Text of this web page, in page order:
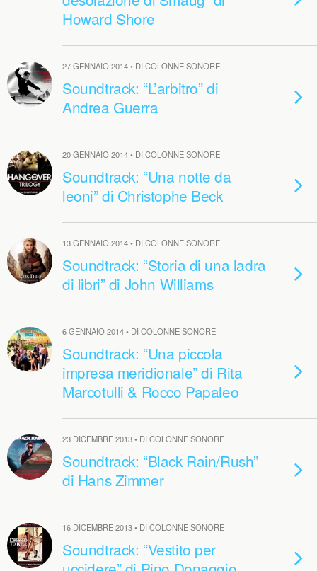
Howard Shore
27 GENNAIO 2014 • DI COLONNE SONORE
Soundtrack: “L’arbitro” di
Andrea Guerra
20 GENNAIO 2014 • DI COLONNE SONORE
Soundtrack: “Una notte da
leoni” di Christophe Beck
13 GENNAIO 2014 • DI COLONNE SONORE
Soundtrack: “Storia di una ladra
di libri” di John Williams
6 GENNAIO 2014 • DI COLONNE SONORE
Soundtrack: “Una piccola
impresa meridionale” di Rita
Marcotulli & Rocco Papaleo
23 DICEMBRE 2013 • DI COLONNE SONORE
Soundtrack: “Black Rain/Rush”
di Hans Zimmer
16 DICEMBRE 2013 • DI COLONNE SONORE
Soundtrack: “Vestito per